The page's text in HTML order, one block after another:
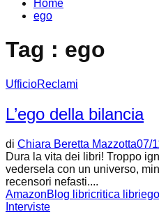
Home
ego
Tag : ego
UfficioReclami
L’ego della bilancia
di Chiara Beretta Mazzotta07/
Dura la vita dei libri! Troppo
vedersela con un universo,
recensori nefasti....
AmazonBlog libricritica libriego
Interviste